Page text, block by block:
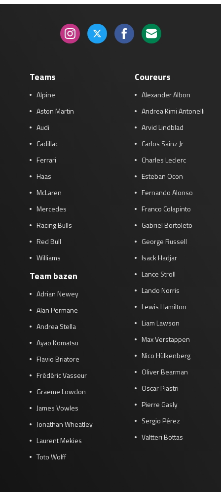
Teams
Alpine
Aston Martin
Audi
Cadillac
Ferrari
Haas
McLaren
Mercedes
Racing Bulls
Red Bull
Williams
Team bazen
Adrian Newey
Alan Permane
Andrea Stella
Ayao Komatsu
Flavio Briatore
Frédéric Vasseur
Graeme Lowdon
James Vowles
Jonathan Wheatley
Laurent Mekies
Toto Wolff
Coureurs
Alexander Albon
Andrea Kimi Antonelli
Arvid Lindblad
Carlos Sainz Jr
Charles Leclerc
Esteban Ocon
Fernando Alonso
Franco Colapinto
Gabriel Bortoleto
George Russell
Isack Hadjar
Lance Stroll
Lando Norris
Lewis Hamilton
Liam Lawson
Max Verstappen
Nico Hülkenberg
Oliver Bearman
Oscar Piastri
Pierre Gasly
Sergio Pérez
Valtteri Bottas